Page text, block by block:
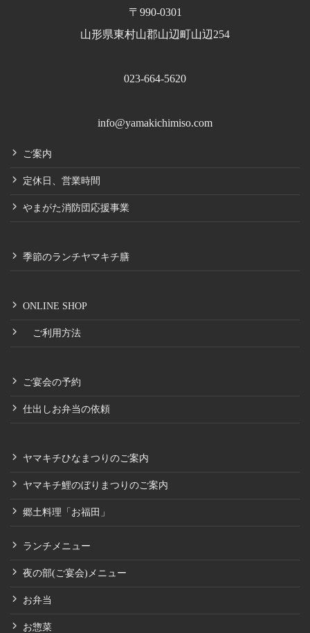
〒990-0301
山形県東村山郡山辺町山辺254
023-664-5620
info@yamakichimiso.com
ご案内
定休日、営業時間
やまがた消防団応援事業
季節のランチヤマキチ膳
ONLINE SHOP
ご利用方法
ご宴会の予約
仕出しお弁当の依頼
ヤマキチひなまつりのご案内
ヤマキチ鯉のぼりまつりのご案内
郷土料理「お福田」
ランチメニュー
夜の部(ご宴会)メニュー
お弁当
お惣菜